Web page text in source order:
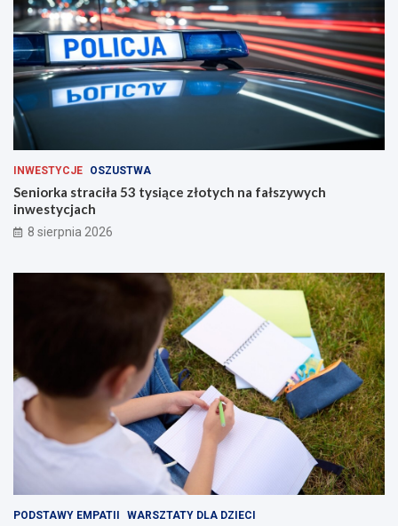
INWESTYCJE OSZUSTWA
Seniorka straciła 53 tysiące złotych na fałszywych
inwestycjach
8 sierpnia 2026
PODSTAWY EMPATII WARSZTATY DLA DZIECI